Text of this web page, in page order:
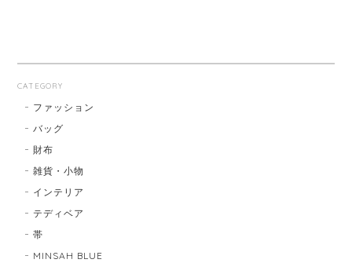
CATEGORY
ファッション
バッグ
財布
雑貨・小物
インテリア
テディベア
帯
MINSAH BLUE